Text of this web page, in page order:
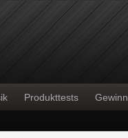
Produkttests